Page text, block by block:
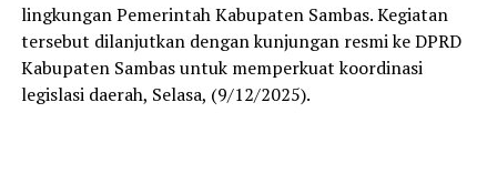
lingkungan Pemerintah Kabupaten Sambas. Kegiatan
tersebut dilanjutkan dengan kunjungan resmi ke DPRD
Kabupaten Sambas untuk memperkuat koordinasi
legislasi daerah, Selasa, (9/12/2025).